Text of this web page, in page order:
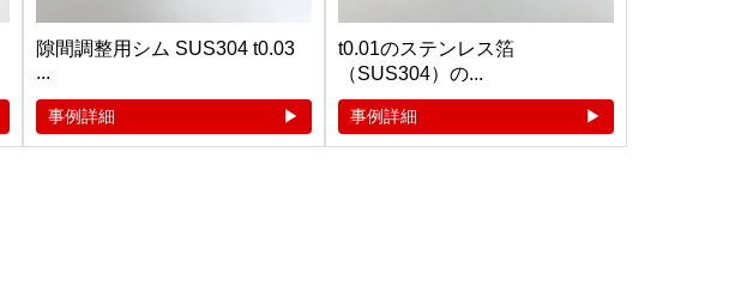
隙間調整用シム SUS304 t0.03
...
事例詳細
t0.01のステンレス箔
（SUS304）の...
事例詳細